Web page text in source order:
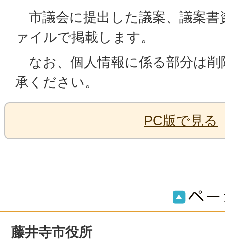
市議会に提出した議案、議案書
ァイルで掲載します。
なお、個人情報に係る部分は
承ください。
PC版で見る
藤井寺市役所